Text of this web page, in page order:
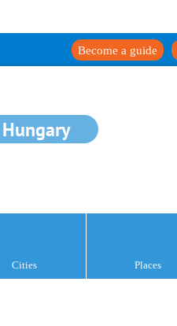
Become a guide
Hungary
Cities Places